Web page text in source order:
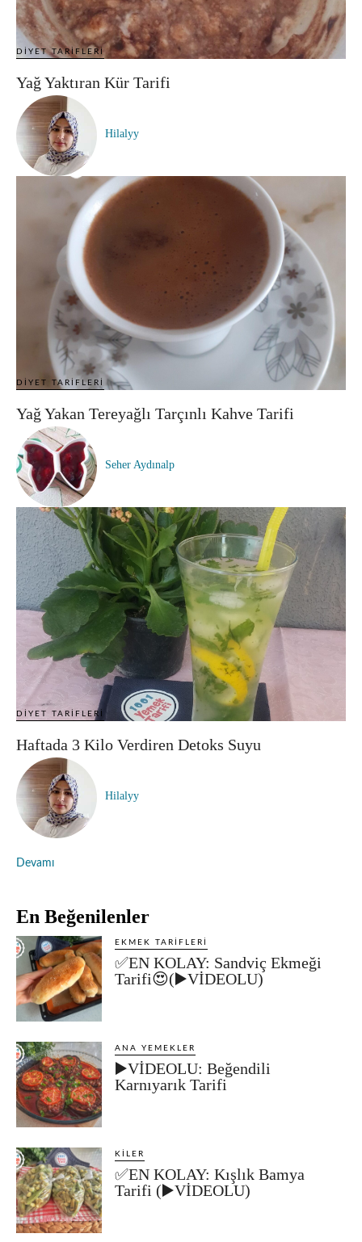
DIYET TARIFLERI
Yağ Yaktıran Kür Tarifi
Hilalyy
DIYET TARIFLERI
Yağ Yakan Tereyağlı Tarçınlı Kahve Tarifi
Seher Aydınalp
DIYET TARIFLERI
Haftada 3 Kilo Verdiren Detoks Suyu
Hilalyy
Devamı
En Beğenilenler
EKMEK TARIFLERI
✅EN KOLAY: Sandviç Ekmeği
Tarifi😍(▶️VİDEOLU)
ANA YEMEKLER
▶️VİDEOLU: Beğendili
Karnıyarık Tarifi
KILER
✅EN KOLAY: Kışlık Bamya
Tarifi (▶️VİDEOLU)